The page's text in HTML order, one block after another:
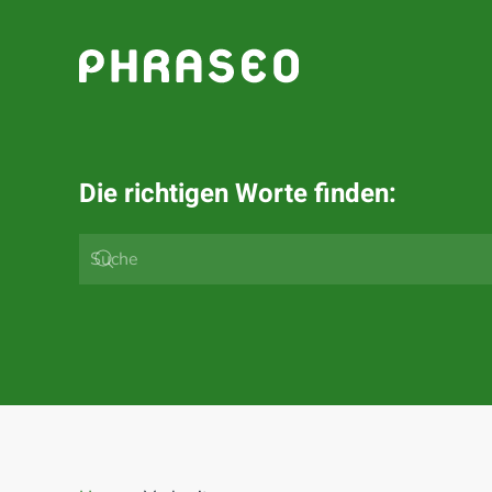
Zum Hauptinhalt springen
Die richtigen Worte finden: